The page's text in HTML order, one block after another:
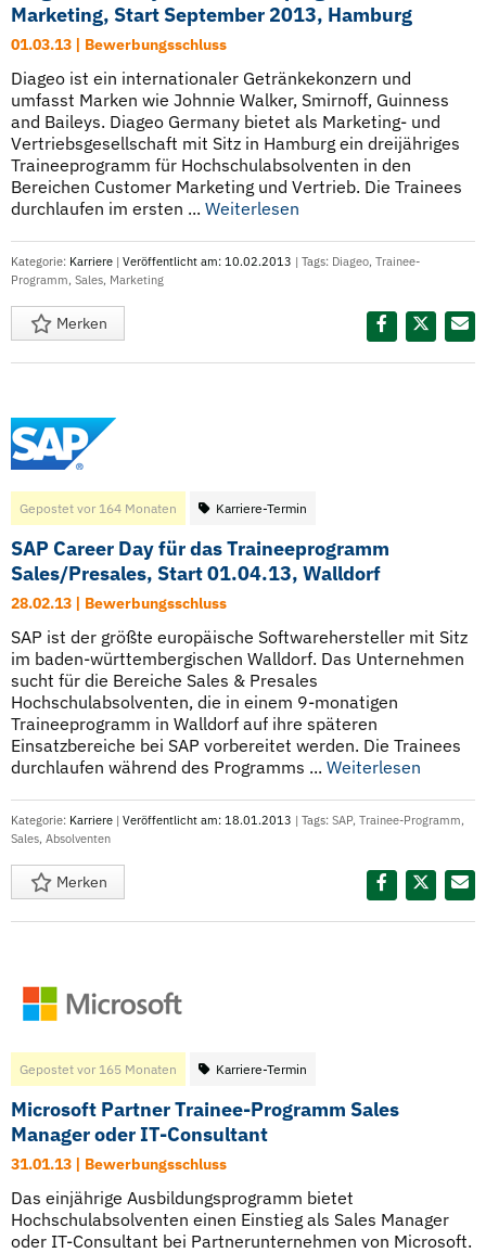
Marketing, Start September 2013, Hamburg
01.03.13 | Bewerbungsschluss
Diageo ist ein internationaler Getränkekonzern und
umfasst Marken wie Johnnie Walker, Smirnoff, Guinness
and Baileys. Diageo Germany bietet als Marketing- und
Vertriebsgesellschaft mit Sitz in Hamburg ein dreijähriges
Traineeprogramm für Hochschulabsolventen in den
Bereichen Customer Marketing und Vertrieb. Die Trainees
durchlaufen im ersten ... Weiterlesen
Kategorie: Karriere | Veröffentlicht am: 10.02.2013 | Tags: Diageo, Trainee-
Programm, Sales, Marketing
Merken
Gepostet vor 164 Monaten Karriere-Termin
SAP Career Day für das Traineeprogramm
Sales/Presales, Start 01.04.13, Walldorf
28.02.13 | Bewerbungsschluss
SAP ist der größte europäische Softwarehersteller mit Sitz
im baden-württembergischen Walldorf. Das Unternehmen
sucht für die Bereiche Sales & Presales
Hochschulabsolventen, die in einem 9-monatigen
Traineeprogramm in Walldorf auf ihre späteren
Einsatzbereiche bei SAP vorbereitet werden. Die Trainees
durchlaufen während des Programms ... Weiterlesen
Kategorie: Karriere | Veröffentlicht am: 18.01.2013 | Tags: SAP, Trainee-Programm,
Sales, Absolventen
Merken
Gepostet vor 165 Monaten Karriere-Termin
Microsoft Partner Trainee-Programm Sales
Manager oder IT-Consultant
31.01.13 | Bewerbungsschluss
Das einjährige Ausbildungsprogramm bietet
Hochschulabsolventen einen Einstieg als Sales Manager
oder IT-Consultant bei Partnerunternehmen von Microsoft.